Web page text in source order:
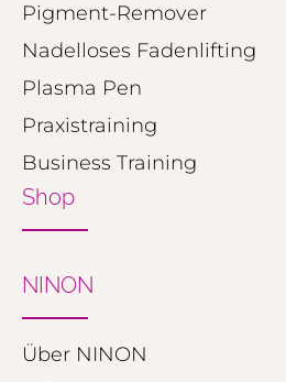
Pigment-Remover
Nadelloses Fadenlifting
Plasma Pen
Praxistraining
Business Training
Shop
NINON
Über NINON